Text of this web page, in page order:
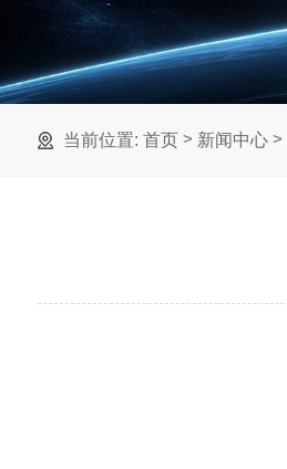
当前位置: 首页> 新闻中心>